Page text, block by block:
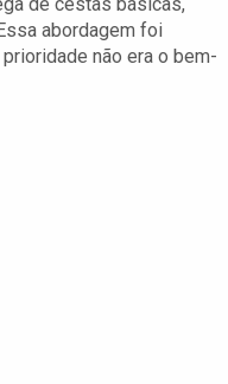
de cestas básicas,
abordagem foi
não era o bem-